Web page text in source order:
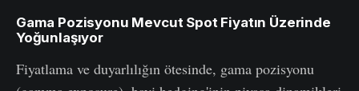
Gama Pozisyonu Mevcut Spot Fiyatın Üzerinde
Yoğunlaşıyor
Fiyatlama ve duyarlılığın ötesinde, gama pozisyonu